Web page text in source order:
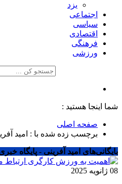
یزد
اجتماعی
سیاسی
اقتصادی
فرهنگی
ورزشی
شما اینجا هستید :
صفحه اصلی
برچسب زده شده با : امید
بایگانی‌های امید آفرینی - پایگاه
08 ژانویه 2025